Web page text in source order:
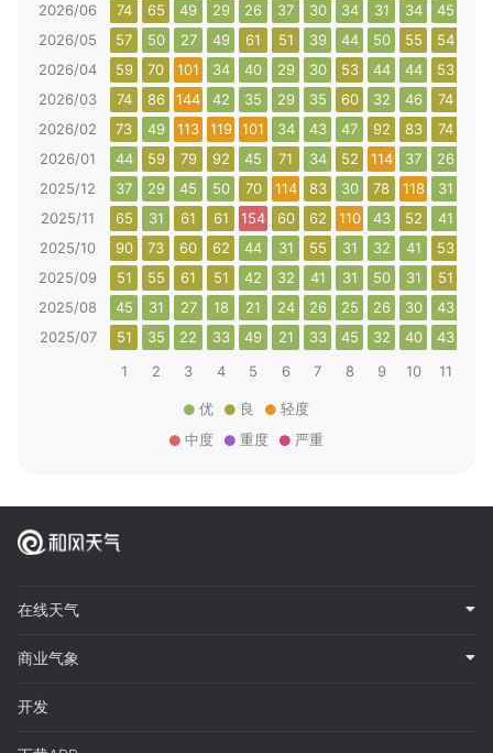
2026/06 74 65 49 29 26 37 30 34 31 34 45
2026/05
57 50 27 49 61 51 39 44 50 55 54
2026/04
59 70 101 34 40 29 30 53 44 44 53
2026/03
74 86 144 42 35 29 35 60 32 46 74
2026/02
73 49 113 119 101 34 43 47 92 83 74
2026/01
44 59 79 92 45 71 34 52 114 37 26
2025/12
37 29 45 50 70 114 83 30 78 118 31
2025/11
65 31 61 61 154 60 62 110 43 52 41
2025/10
90 73 60 62 44 31 55 31 32 41 53
2025/09
51 55 61 51 42 32 41 31 50 31 51
2025/08
45 31 27 18 21 24 26 25 26 30 43
2025/07
51 35 22 33 49 21 33 45 32 40 43
1
2 3 4 5 6 7 8 9 10 11
优 良
轻度
中度
重度 严重
在线天气
商业气象
开发